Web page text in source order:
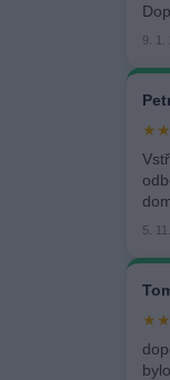
9. 1.
5.